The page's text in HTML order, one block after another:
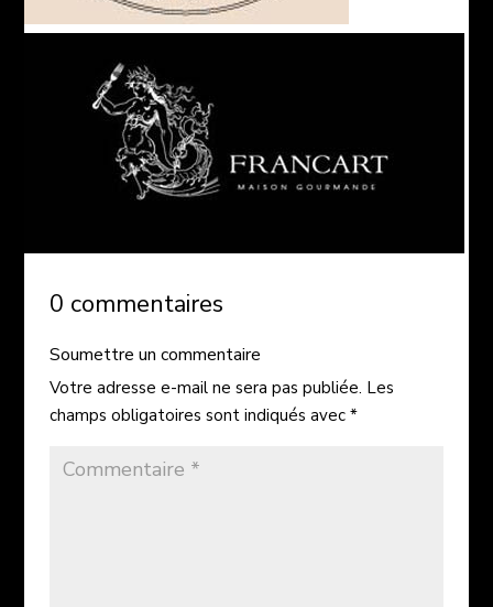
0 commentaires
Soumettre un commentaire
Votre adresse e-mail ne sera pas publiée. Les
champs obligatoires sont indiqués avec *